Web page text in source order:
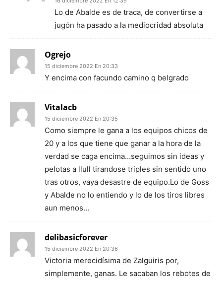
Lo de Abalde es de traca, de convertirse a
jugón ha pasado a la mediocridad absoluta
Ogrejo
15 diciembre 2022 En 20:33
Y encima con facundo camino q belgrado
Vitalacb
15 diciembre 2022 En 20:35
Como siempre le gana a los equipos chicos de
20 y a los que tiene que ganar a la hora de la
verdad se caga encima…seguimos sin ideas y
pelotas a llull tirandose triples sin sentido uno
tras otros, vaya desastre de equipo.Lo de Goss
y Abalde no lo entiendo y lo de los tiros libres
aun menos…
delibasicforever
15 diciembre 2022 En 20:36
Victoria merecidísima de Zalguiris por,
simplemente, ganas. Le sacaban los rebotes de